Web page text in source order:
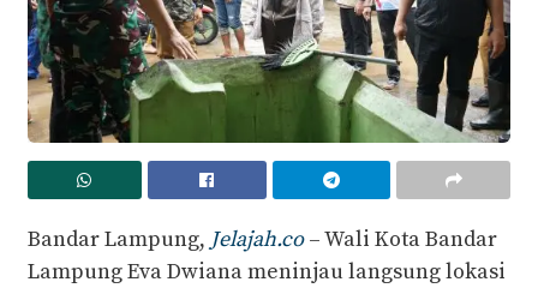
Bandar Lampung, Jelajah.co– Wali Kota Bandar
Lampung Eva Dwiana meninjau langsung lokasi